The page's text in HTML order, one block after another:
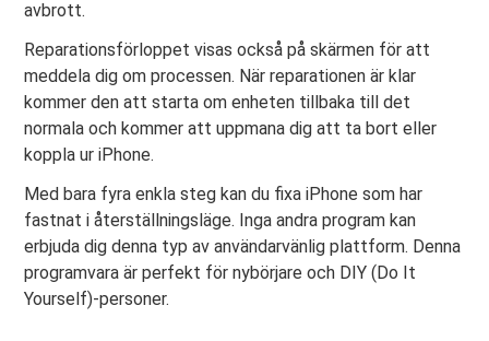
avbrott.
Reparationsförloppet visas också på skärmen för att
meddela dig om processen. När reparationen är klar
kommer den att starta om enheten tillbaka till det
normala och kommer att uppmana dig att ta bort eller
koppla ur iPhone.
Med bara fyra enkla steg kan du fixa iPhone som har
fastnat i återställningsläge. Inga andra program kan
erbjuda dig denna typ av användarvänlig plattform. Denna
programvara är perfekt för nybörjare och DIY (Do It
Yourself)-personer.